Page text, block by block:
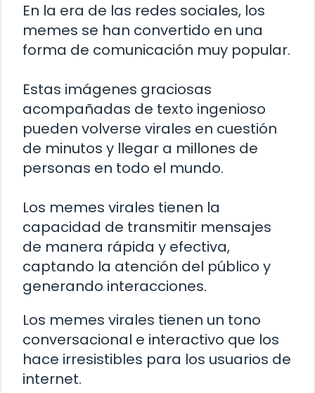
En la era de las redes sociales, los
memes se han convertido en una
forma de comunicación muy popular.
Estas imágenes graciosas
acompañadas de texto ingenioso
pueden volverse virales en cuestión
de minutos y llegar a millones de
personas en todo el mundo.
Los memes virales tienen la
capacidad de transmitir mensajes
de manera rápida y efectiva,
captando la atención del público y
generando interacciones.
Los memes virales tienen un tono
conversacional e interactivo que los
hace irresistibles para los usuarios de
internet.